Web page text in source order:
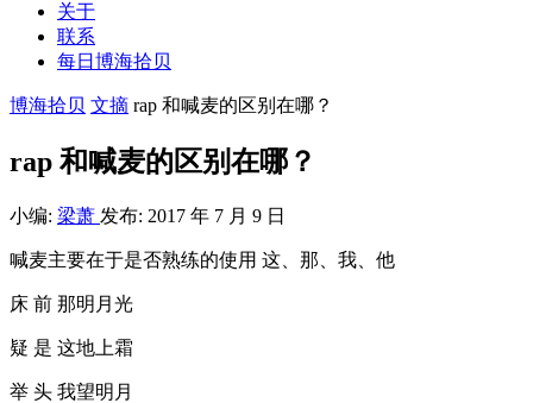
关于
联系
每日博海拾贝
博海拾贝 文摘 rap 和喊麦的区别在哪？
rap 和喊麦的区别在哪？
小编: 梁萧 发布: 2017 年 7 月 9 日
喊麦主要在于是否熟练的使用 这、那、我、他
床 前 那明月光
疑 是 这地上霜
举 头 我望明月